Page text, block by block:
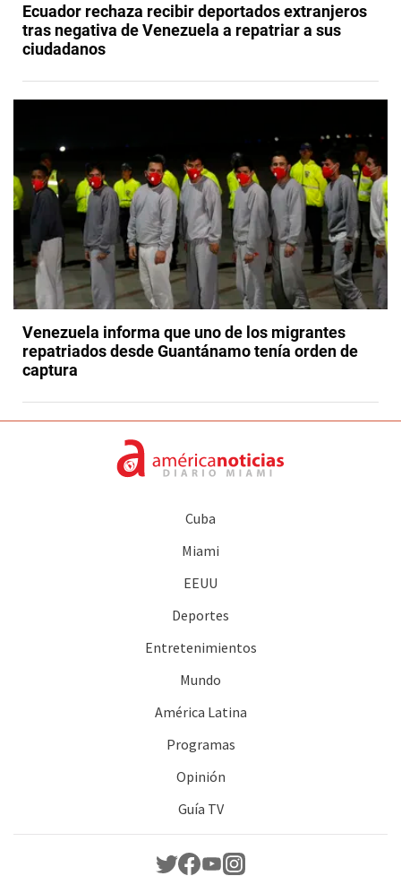
Ecuador rechaza recibir deportados extranjeros
tras negativa de Venezuela a repatriar a sus
ciudadanos
Venezuela informa que uno de los migrantes
repatriados desde Guantánamo tenía orden de
captura
Cuba
Miami
EEUU
Deportes
Entretenimientos
Mundo
América Latina
Programas
Opinión
Guía TV